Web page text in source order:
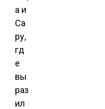
а и
Са
ру,
гд
е
вы
раз
ил